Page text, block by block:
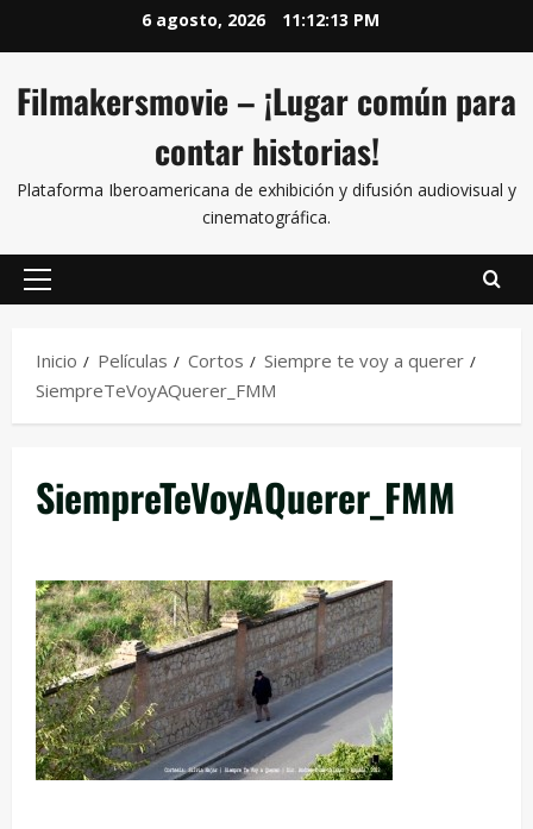
6 agosto, 2026 11:12:13 PM
Filmakersmovie – ¡Lugar común para
contar historias!
Plataforma Iberoamericana de exhibición y difusión audiovisual y
cinematográfica.
Inicio Películas Cortos
Siempre te voy a querer
SiempreTeVoyAQuerer_FMM
SiempreTeVoyAQuerer_FMM